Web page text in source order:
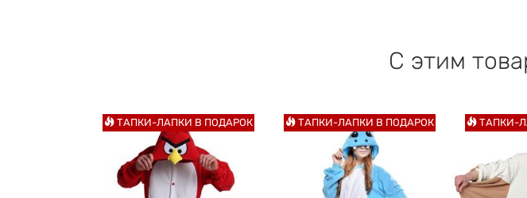
С этим
ТАПКИ-ЛАПКИ В ПОДАРОК ТАПКИ-ЛАПКИ В ПОДАРОК ТАПКИ-